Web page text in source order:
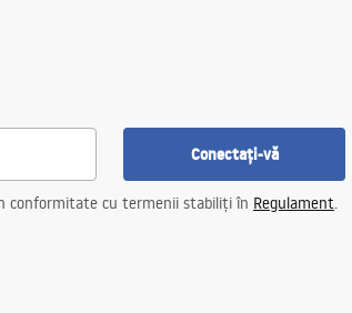
Conectați-vă
conformitate cu termenii stabiliți în Regulament.